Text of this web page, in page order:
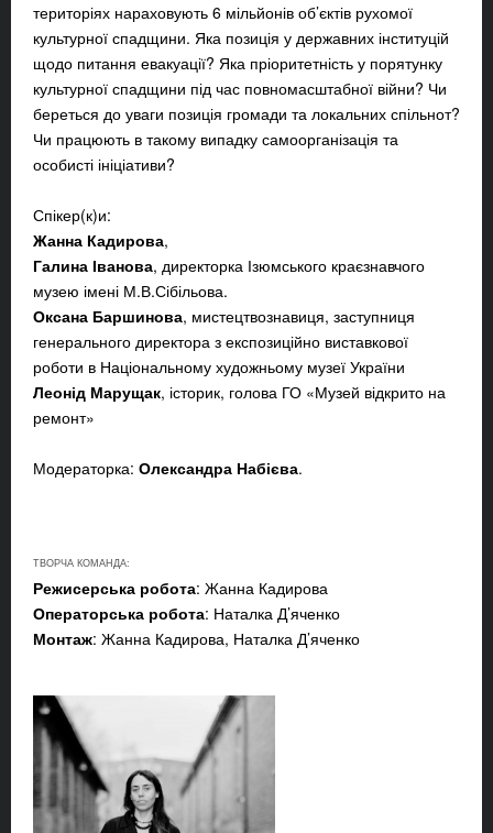
територіях нараховують 6 мільйонів об’єктів рухомої
культурної спадщини. Яка позиція у державних інституцій
щодо питання евакуації? Яка пріоритетність у порятунку
культурної спадщини під час повномасштабної війни? Чи
береться до уваги позиція громади та локальних спільнот?
Чи працюють в такому випадку самоорганізація та
особисті ініціативи?
Спікер(к)и:
Жанна Кадирова,
Галина Іванова, директорка Ізюмського краєзнавчого
музею імені М.В.Сібільова.
Оксана Баршинова, мистецтвознавиця, заступниця
генерального директора з експозиційно виставкової
роботи в Національному художньому музеї України
Леонід Марущак, історик, голова ГО «Музей відкрито на
ремонт»
Модераторка: Олександра Набієва.
ТВОРЧА КОМАНДА:
Режисерська робота: Жанна Кадирова
Операторська робота: Наталка Д’яченко
Монтаж: Жанна Кадирова, Наталка Д’яченко